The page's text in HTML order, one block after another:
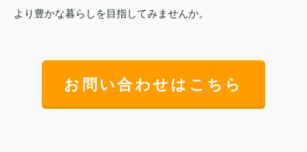
より豊かな暮らしを目指してみませんか。
お問い合わせはこちら